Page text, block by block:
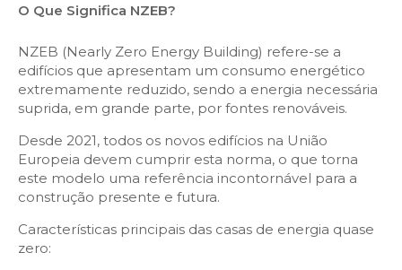
O Que Significa NZEB?
NZEB (Nearly Zero Energy Building) refere-se a
edifícios que apresentam um consumo energético
extremamente reduzido, sendo a energia necessária
suprida, em grande parte, por fontes renováveis.
Desde 2021, todos os novos edifícios na União
Europeia devem cumprir esta norma, o que torna
este modelo uma referência incontornável para a
construção presente e futura.
Características principais das casas de energia quase
zero: